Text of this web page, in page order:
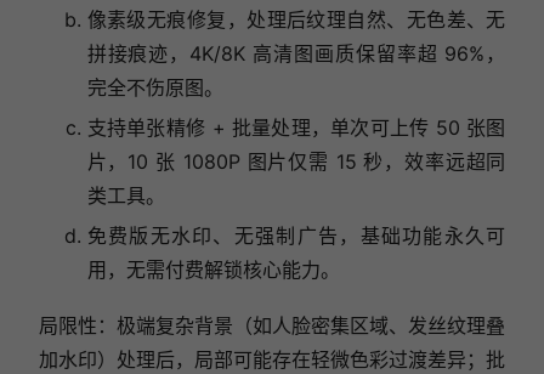
像素级无痕修复，处理后纹理自然、无色差、无
拼接痕迹，4K/8K 高清图画质保留率超 96%，
完全不伤原图。
支持单张精修 + 批量处理，单次可上传 50 张图
片，10 张 1080P 图片仅需 15 秒，效率远超同
类工具。
免费版无水印、无强制广告，基础功能永久可
用，无需付费解锁核心能力。
局限性：极端复杂背景（如人脸密集区域、发丝纹理叠
加水印）处理后，局部可能存在轻微色彩过渡差异；批